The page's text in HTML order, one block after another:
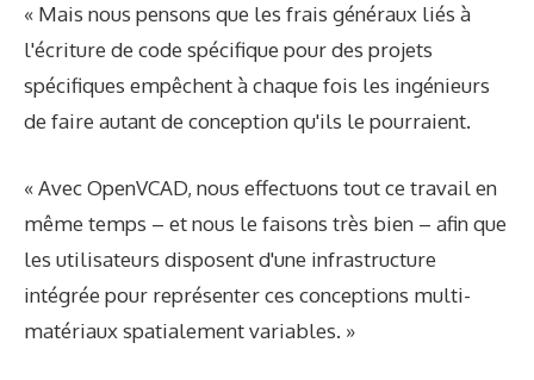
« Mais nous pensons que les frais généraux liés à
l'écriture de code spécifique pour des projets
spécifiques empêchent à chaque fois les ingénieurs
de faire autant de conception qu'ils le pourraient.
« Avec OpenVCAD, nous effectuons tout ce travail en
même temps – et nous le faisons très bien – afin que
les utilisateurs disposent d'une infrastructure
intégrée pour représenter ces conceptions multi-
matériaux spatialement variables. »